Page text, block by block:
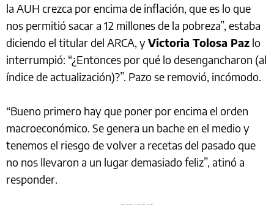
la AUH crezca por encima de inflación, que es lo que
nos permitió sacar a 12 millones de la pobreza”, estaba
diciendo el titular del ARCA, yVictoria Tolosa Paz lo
interrumpió: “¿Entonces por qué lo desengancharon (al
índice de actualización)?”. Pazo se removió, incómodo.
“Bueno primero hay que poner por encima el orden
macroeconómico. Se genera un bache en el medio y
tenemos el riesgo de volver a recetas del pasado que
no nos llevaron a un lugar demasiado feliz”, atinó a
responder.